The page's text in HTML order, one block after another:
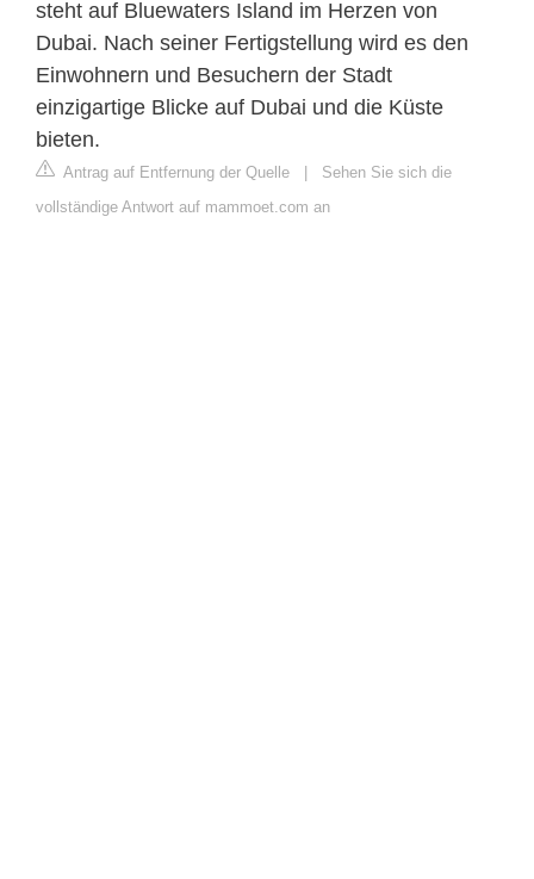
steht auf Bluewaters Island im Herzen von
Dubai. Nach seiner Fertigstellung wird es den
Einwohnern und Besuchern der Stadt
einzigartige Blicke auf Dubai und die Küste
bieten.
Antrag auf Entfernung der Quelle | Sehen Sie sich die
vollständige Antwort auf mammoet.com an